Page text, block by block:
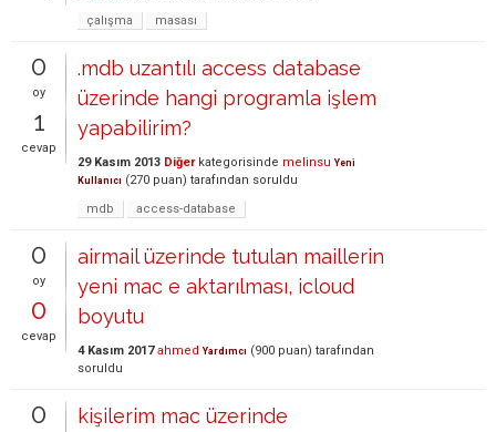
çalışma
masası
0
oy
1
cevap
.mdb uzantılı access database
üzerinde hangi programla işlem
yapabilirim?
29 Kasım 2013 Diğerkategorisinde melinsu Yeni
Kullanıcı (270 puan) tarafından soruldu
mdb
access-database
0
oy
0
cevap
airmail üzerinde tutulan maillerin
yeni mac e aktarılması, icloud
boyutu
4 Kasım 2017 ahmed Yardımcı (900 puan) tarafından
soruldu
0
kişilerim mac üzerinde